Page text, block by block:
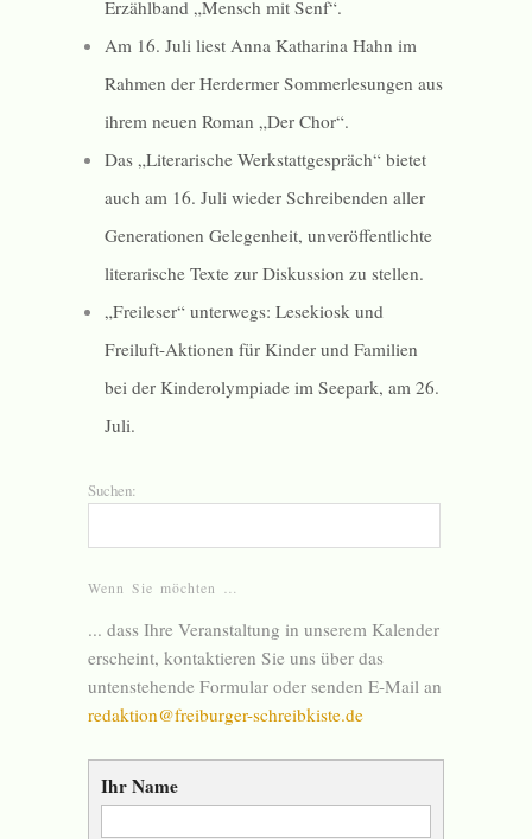
Erzählband „Mensch mit Senf“.
Am 16. Juli liest Anna Katharina Hahn im
Rahmen der Herdermer Sommerlesungen aus
ihrem neuen Roman „Der Chor“.
Das „Literarische Werkstattgespräch“ bietet
auch am 16. Juli wieder Schreibenden aller
Generationen Gelegenheit, unveröffentlichte
literarische Texte zur Diskussion zu stellen.
„Freileser“ unterwegs: Lesekiosk und
Freiluft-Aktionen für Kinder und Familien
bei der Kinderolympiade im Seepark, am 26.
Juli.
Suchen:
Wenn Sie möchten …
... dass Ihre Veranstaltung in unserem Kalender
erscheint, kontaktieren Sie uns über das
untenstehende Formular oder senden E-Mail an
redaktion@freiburger-schreibkiste.de
Ihr Name